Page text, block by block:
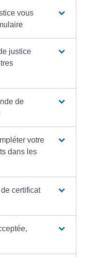
vous
justice
de
votre
dans les
certificat